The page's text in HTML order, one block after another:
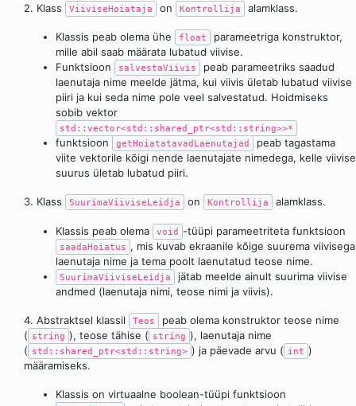
2. Klass ViiviseHoiataja on Kontrollija alamklass.
Klassis peab olema ühe float
parameetriga konstruktor,
mille abil saab määrata lubatud viivise.
Funktsioon
salvestaViivis
peab parameetriks saadud
laenutaja nime meelde jätma, kui viivis ületab lubatud viivise
piiri ja kui seda nime pole veel salvestatud. Hoidmiseks
sobib vektor
std::vector<std::shared_ptr<std::string>>*
funktsioon getHoiatatavadLaenutajad
peab tagastama
viite vektorile kõigi nende laenutajate nimedega, kelle viivise
suurus ületab lubatud piiri.
3. Klass SuurimaViiviseLeidja on Kontrollija alamklass.
Klassis peab olema void -tüüpi parameetriteta funktsioon
saadaHoiatus , mis kuvab ekraanile kõige suurema viivisega
laenutaja nime ja tema poolt laenutatud teose nime.
SuurimaViiviseLeidja
jätab meelde ainult suurima viivise
andmed (laenutaja nimi, teose nimi ja viivis).
4. Abstraktsel klassil Teos
peab olema konstruktor teose nime
( string ), teose tähise ( string ), laenutaja nime
( std::shared_ptr<std::string> ) ja päevade arvu ( int )
määramiseks.
Klassis on virtuaalne boolean-tüüpi funktsioon